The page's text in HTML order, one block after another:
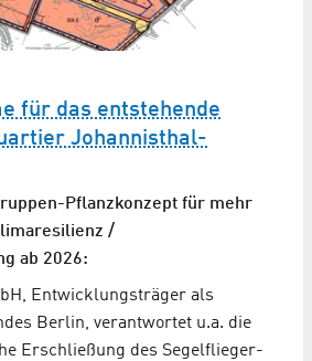
für das entstehende
Johannisthal-
Pflanzkonzept für mehr
/
ab 2026:
Entwicklungsträger als
Berlin, verantwortet u.a. die
Erschließung des Segelflieger-